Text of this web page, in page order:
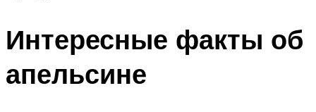
Интересные факты об
апельсине